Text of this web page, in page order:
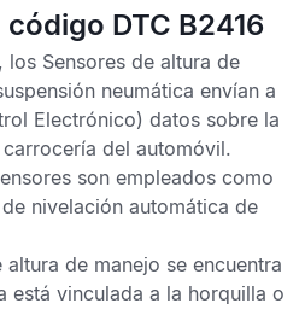
DTC B2416
los Sensores de altura de
neumática envían a
Electrónico) datos sobre la
del automóvil.
son empleados como
nivelación automática de
altura de manejo se encuentra
está vinculada a la horquilla o